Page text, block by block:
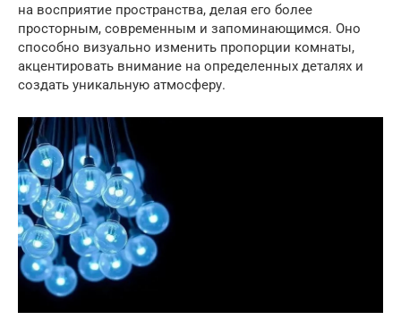
на восприятие пространства, делая его более
просторным, современным и запоминающимся. Оно
способно визуально изменить пропорции комнаты,
акцентировать внимание на определенных деталях и
создать уникальную атмосферу.